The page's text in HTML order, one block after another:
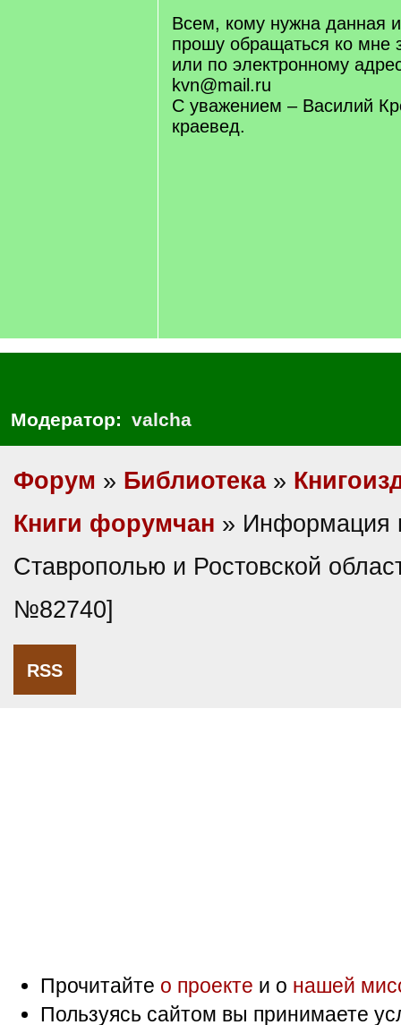
Всем, кому нужна данная
прошу обращаться ко мне
или по электронному
kvn@mail.ru
С уважением – Василий
краевед.
Модератор: valcha
Форум » Библиотека»
Книги форумчан » Информация
Ставрополью и Ростовской
№82740]
RSS
Прочитайте о проекте и о нашей
Пользуясь сайтом вы принимаете